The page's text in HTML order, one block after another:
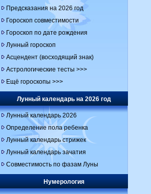
Предсказания на 2026 год
Гороскоп совместимости
Гороскоп по дате рождения
Лунный гороскоп
Асцендент (восходящий знак)
Астрологические тесты >>>
Ещё гороскопы >>>
Лунный календарь на 2026 год
Лунный календарь 2026
Определение пола ребенка
Лунный календарь стрижек
Лунный календарь зачатия
Совместимость по фазам Луны
Нумерология